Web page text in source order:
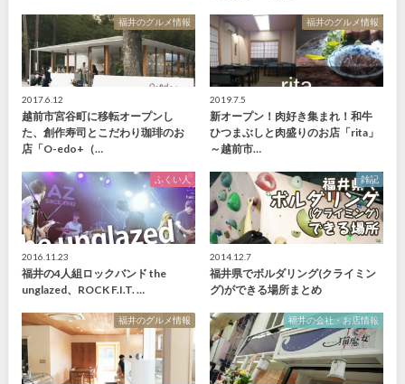
福井のグルメ情報
2017.6.12
越前市宮谷町に移転オープンし
た、創作寿司とこだわり珈琲のお
店「O-edo+（…
福井のグルメ情報
2019.7.5
新オープン！肉好き集まれ！和牛
ひつまぶしと肉盛りのお店「rita」
～越前市…
ふくい人
2016.11.23
福井の4人組ロックバンド the
unglazed、ROCK F.I.T. …
雑記
2014.12.7
福井県でボルダリング(クライミン
グ)ができる場所まとめ
福井のグルメ情報 福井の会社・お店情報